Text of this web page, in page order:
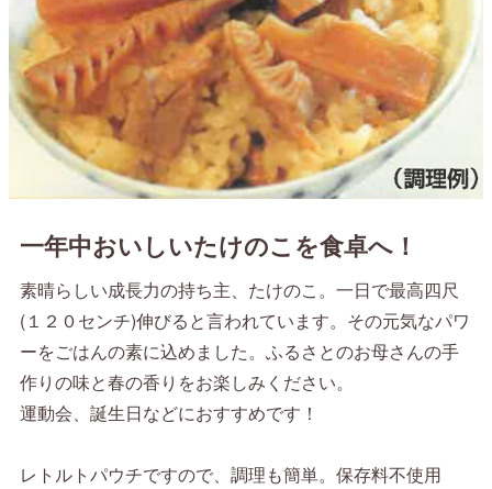
一年中おいしいたけのこを食卓へ！
素晴らしい成長力の持ち主、たけのこ。一日で最高四尺
(１２０センチ)伸びると言われています。その元気なパワ
ーをごはんの素に込めました。ふるさとのお母さんの手
作りの味と春の香りをお楽しみください。
運動会、誕生日などにおすすめです！
レトルトパウチですので、調理も簡単。保存料不使用